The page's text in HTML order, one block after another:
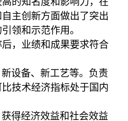
主创新方面做出了突出
领和示范作用。
，业绩和成果要求符合
设备、新工艺等。负责
技术经济指标处于国内
得经济效益和社会效益